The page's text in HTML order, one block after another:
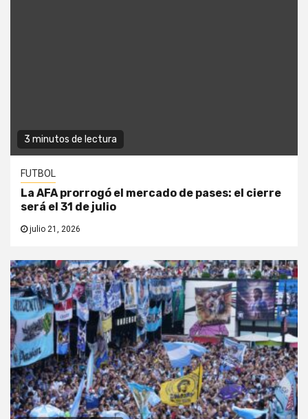
3 minutos de lectura
FUTBOL
La AFA prorrogó el mercado de pases: el cierre
será el 31 de julio
julio 21, 2026